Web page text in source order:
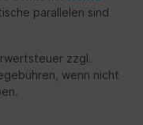
parallelen sind
zzgl.
wenn nicht